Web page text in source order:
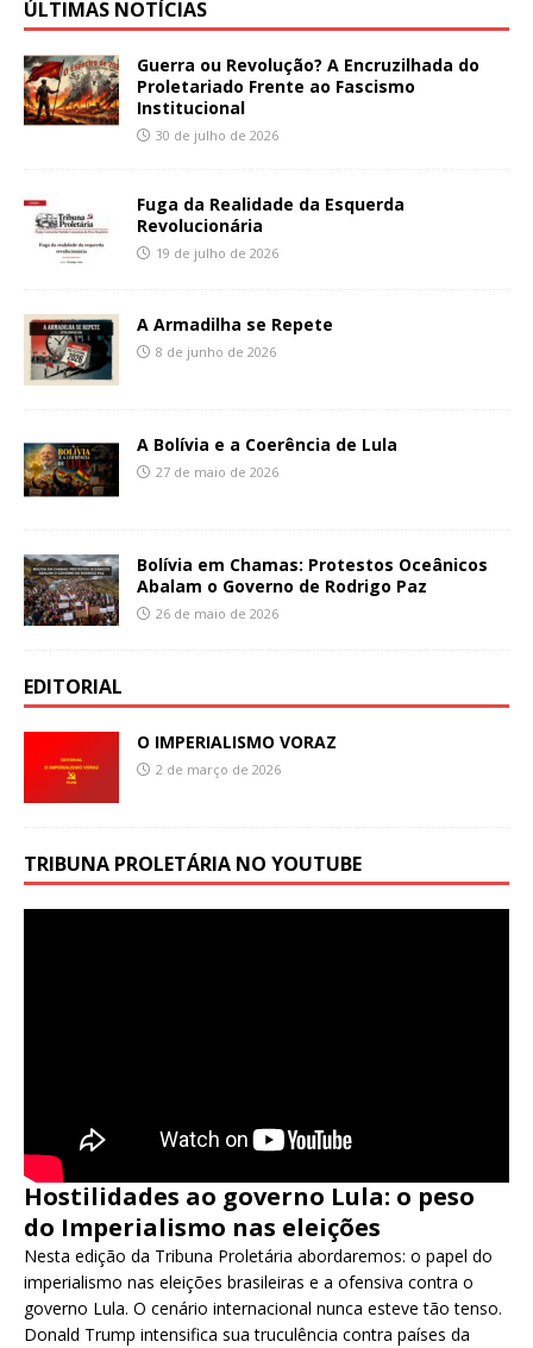
ÚLTIMAS NOTÍCIAS
Guerra ou Revolução? A Encruzilhada do
Proletariado Frente ao Fascismo
Institucional
30 de julho de 2026
Fuga da Realidade da Esquerda
Revolucionária
19 de julho de 2026
A Armadilha se Repete
8 de junho de 2026
A Bolívia e a Coerência de Lula
27 de maio de 2026
Bolívia em Chamas: Protestos Oceânicos
Abalam o Governo de Rodrigo Paz
26 de maio de 2026
EDITORIAL
O IMPERIALISMO VORAZ
2 de março de 2026
TRIBUNA PROLETÁRIA NO YOUTUBE
Hostilidades ao governo Lula: o peso
do Imperialismo nas eleições
Nesta edição da Tribuna Proletária abordaremos: o papel do
imperialismo nas eleições brasileiras e a ofensiva contra o
governo Lula. O cenário internacional nunca esteve tão tenso.
Donald Trump intensifica sua truculência contra países da